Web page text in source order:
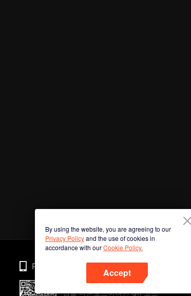
By using the website, you are agreeing to our
Privacy Policyand the use of cookies in
accordance with ourCookie Policy.
Accept
Phone
앱을 다운로드하려면 QR 코드